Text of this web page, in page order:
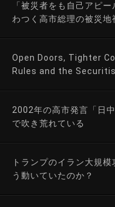
「被災者をも自己アピ
わつく高市総理の被災地
Open Doors, Tighter
Rules and the
2002年の高市発言「日
で吹き荒れている
トランプのイラン大規
う動いていたのか？